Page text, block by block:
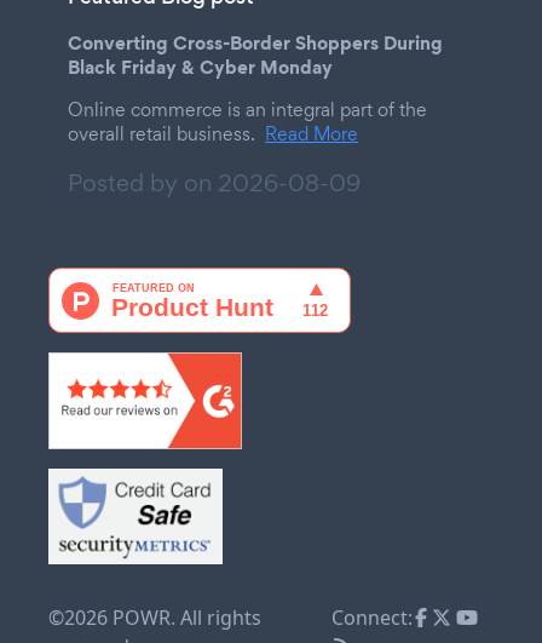
Converting Cross-Border Shoppers During
Black Friday & Cyber Monday
Online commerce is an integral part of the
overall retail business. Read More
Posted by on 2026-08-09
©2026 POWR. All rights
Connect: